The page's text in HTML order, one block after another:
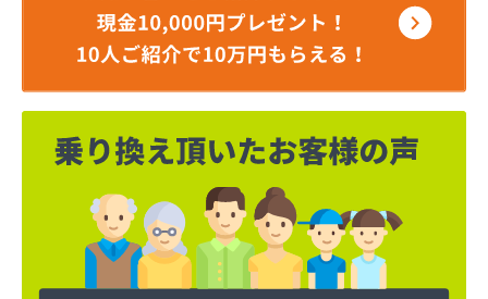
横山石油株式会社エネルギーセンター/
岡崎共同株式会社玉野事業所/
岡山ガスエネルギー株式会社（旧 岡山液化ガス株式
会社）/
岡山ガスプロパン株式会社/
岡山安全ガス株式会社/
岡山県エルピーガス協会 児島支部/
岡山県エルピーガス協会 津山支部/
岡山県漁協連合会 下津井出張所/
岡山県児島エルピーガス保安事業協同組合/
岡野石油店/